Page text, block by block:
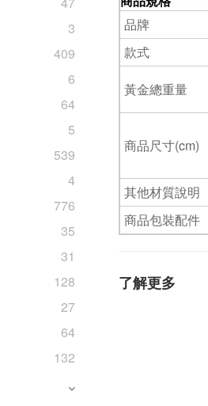
3
409
6
64
5
539
4
776
35
31
128
27
64
132
品牌
款式
黃金總重量
商品尺寸(cm)
其他材質說明
商品包裝配件
了解更多